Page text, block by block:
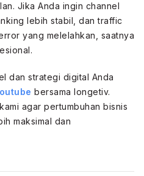
Jika Anda ingin channel
lebih stabil, dan traffic
yang melelahkan, saatnya
dan strategi digital Anda
bersama longetiv.
agar pertumbuhan bisnis
maksimal dan